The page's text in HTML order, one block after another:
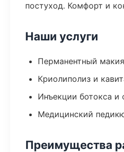
постуход. Комфорт и
Наши услуги
Перманентный
Криолиполиз и
Инъекции ботокса и
Медицинский
Преимущества